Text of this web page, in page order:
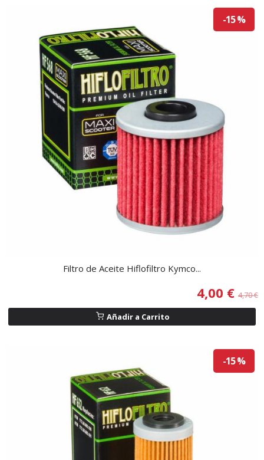
-15 %
Filtro de Aceite Hiflofiltro Kymco...
4,00 € 4,70 €
Añadir a Carrito
-15 %